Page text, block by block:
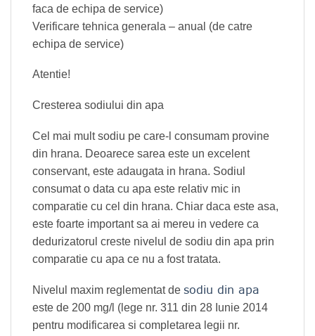
faca de echipa de service)
Verificare tehnica generala – anual (de catre
echipa de service)
Atentie!
Cresterea sodiului din apa
Cel mai mult sodiu pe care-l consumam provine
din hrana. Deoarece sarea este un excelent
conservant, este adaugata in hrana. Sodiul
consumat o data cu apa este relativ mic in
comparatie cu cel din hrana. Chiar daca este asa,
este foarte important sa ai mereu in vedere ca
dedurizatorul creste nivelul de sodiu din apa prin
comparatie cu apa ce nu a fost tratata.
Nivelul maxim reglementat de sodiu din apa
este de 200 mg/l (lege nr. 311 din 28 Iunie 2014
pentru modificarea si completarea legii nr.